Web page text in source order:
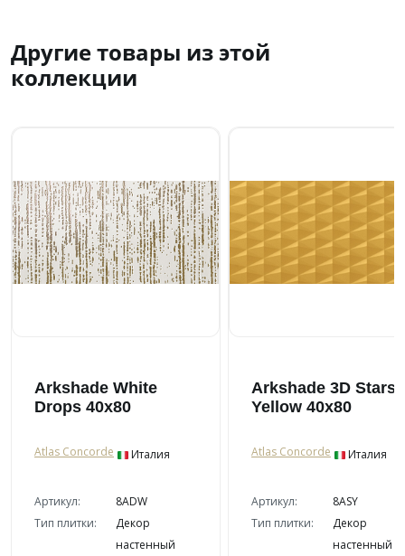
Другие товары из этой
коллекции
Arkshade White
Drops 40x80
Atlas Concorde Италия
Артикул:
8ADW
Тип плитки:
Декор
настенный
Arkshade 3D Stars
Yellow 40x80
Atlas Concorde Италия
Артикул:
8ASY
Тип плитки:
Декор
настенный